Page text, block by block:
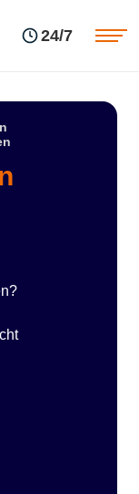
24/7